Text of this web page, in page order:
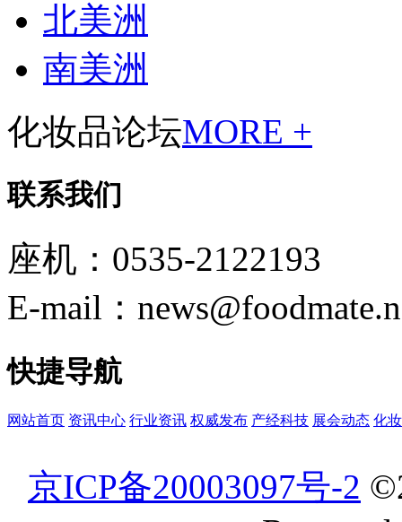
北美洲
南美洲
化妆品论坛MORE +
联系我们
座机：0535-2122193
E-mail：
快捷导航
网站首页 资讯中心 行业资讯 权威发布 产经科技 展会动态 化
京ICP备20003097号-2